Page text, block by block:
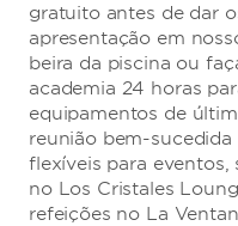
gratuito antes de dar
apresentação em
beira da piscina ou
academia 24 horas
equipamentos de
reunião bem-
flexíveis para eventos,
no Los Cristales
refeições no La